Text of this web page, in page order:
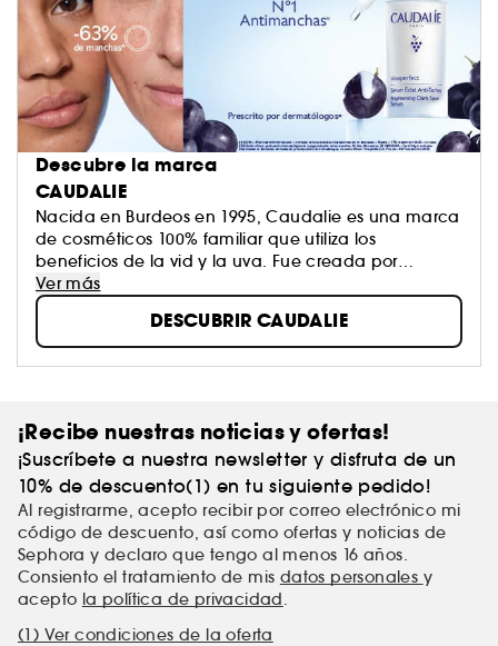
Descubre la marca
CAUDALIE
Nacida en Burdeos en 1995, Caudalie es una marca
de cosméticos 100% familiar que utiliza los
beneficios de la vid y la uva. Fue creada por
Mathilde y Bertrand Thomas tras investigar sobre los
polifenoles, los antioxidantes más potentes del
mundo vegetal. Los productos Caudalie son muy
naturales, eficaces y glamurosos, y cumplen con
una estricta carta de valores que denominan
Ver más
DESCUBRIR CAUDALIE
¡Recibe nuestras noticias y ofertas!
¡Suscríbete a nuestra newsletter y disfruta de un
10% de descuento(1) en tu siguiente pedido!
Al registrarme, acepto recibir por correo electrónico mi
código de descuento, así como ofertas y noticias de
Sephora y declaro que tengo al menos 16 años.
Consiento el tratamiento de mis datos personales y
acepto la política de privacidad.
(1) Ver condiciones de la oferta